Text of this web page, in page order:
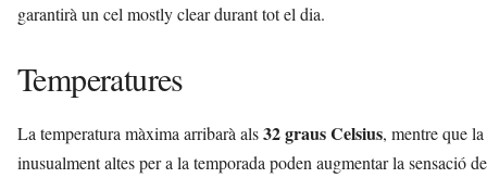
garantirà un cel mostly clear durant tot el dia.
Temperatures
La temperatura màxima arribarà als32 graus Celsius, mentre que
inusualment altes per a la temporada poden augmentar la sensació